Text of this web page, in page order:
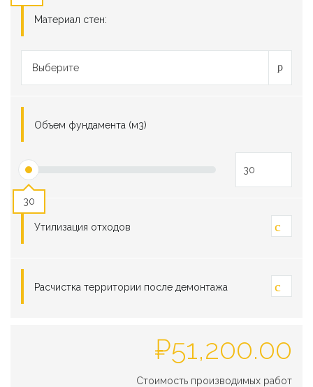
Материал стен:
Выберите
Объем фундамента (м3)
30
Утилизация отходов
Расчистка территории после демонтажа
₽51,200.00
Стоимость производимых работ